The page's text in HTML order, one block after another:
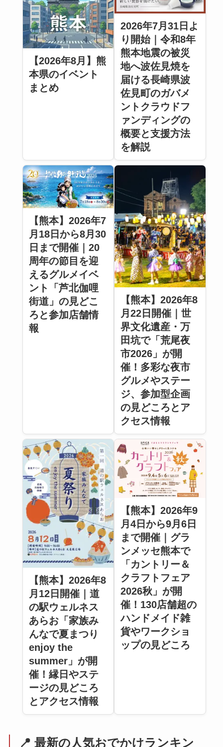
【2026年8月】熊
本県のイベント
まとめ
2026年7月31日よ
り開始｜令和8年
熊本地震の被災
地へ波佐見焼を
届ける長崎県波
佐見町のガバメ
ントクラウドフ
ァンディングの
概要と支援方法
を解説
【熊本】2026年7
月18日から8月30
日まで開催｜20
周年の節目を迎
えるグルメイベ
ント「芦北伽哩
街道」の見どこ
ろと参加店舗情
報
【熊本】2026年8
月22日開催｜世
界文化遺産・万
田坑で「荒尾夜
市2026」が開
催！多彩な夜市
グルメやステー
ジ、参加型企画
の見どころとア
クセス情報
【熊本】2026年8
月12日開催｜道
の駅ウェルネス
あらお「家族み
んなで夏まつり
enjoy the
summer」が開
催！縁日やステ
ージの見どころ
とアクセス情報
【熊本】2026年9
月4日から9月6日
まで開催｜グラ
ンメッセ熊本で
「カントリー＆
クラフトフェア
2026秋」が開
催！130店舗超の
ハンドメイド雑
貨やワークショ
ップの見どころ
📍 最新の人気おでかけランキン